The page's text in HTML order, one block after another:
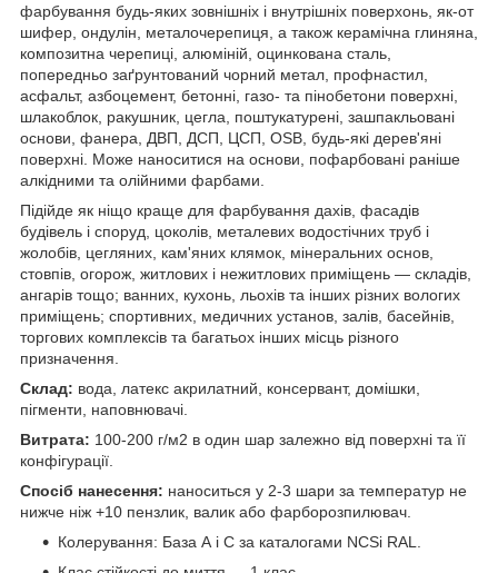
фарбування будь-яких зовнішніх і внутрішніх поверхонь, як-от
шифер, ондулін, металочерепиця, а також керамічна глиняна,
композитна черепиці, алюміній, оцинкована сталь,
попередньо заґрунтований чорний метал, профнастил,
асфальт, азбоцемент, бетонні, газо- та пінобетони поверхні,
шлакоблок, ракушник, цегла, поштукатурені, зашпакльовані
основи, фанера, ДВП, ДСП, ЦСП, OSB, будь-які дерев'яні
поверхні. Може наноситися на основи, пофарбовані раніше
алкідними та олійними фарбами.
Підійде як ніщо краще для фарбування дахів, фасадів
будівель і споруд, цоколів, металевих водостічних труб і
жолобів, цегляних, кам'яних клямок, мінеральних основ,
стовпів, огорож, житлових і нежитлових приміщень — складів,
ангарів тощо; ванних, кухонь, льохів та інших різних вологих
приміщень; спортивних, медичних установ, залів, басейнів,
торгових комплексів та багатьох інших місць різного
призначення.
Склад: вода, латекс акрилатний, консервант, домішки,
пігменти, наповнювачі.
Витрата: 100-200 г/м2 в один шар залежно від поверхні та її
конфігурації.
Спосіб нанесення: наноситься у 2-3 шари за температур не
нижче ніж +10 пензлик, валик або фарборозпилювач.
Колерування: База А і С за каталогами NCSі RAL.